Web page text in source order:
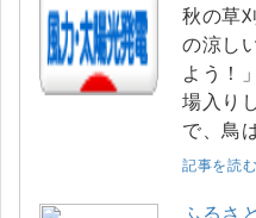
秋の草
の涼し
よう！
場入り
で、鳥
記事を読む
ふるさ